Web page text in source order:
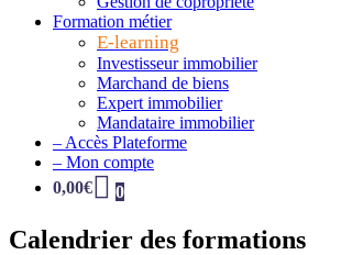
Formation métier
E-learning
Investisseur immobilier
Marchand de biens
Expert immobilier
Mandataire immobilier
– Accès Plateforme
– Mon compte
0,00€ 0
Calendrier des formations